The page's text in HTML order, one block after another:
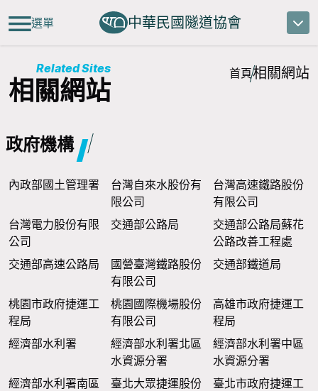
選單 中華民國隧道協會
首頁相關網站
Related Sites
相關網站
政府機構
內政部國土管理署
台灣自來水股份有
限公司
台灣高速鐵路股份
有限公司
台灣電力股份有限
公司
交通部公路局
交通部公路局蘇花
公路改善工程處
交通部高速公路局
國營臺灣鐵路股份
有限公司
交通部鐵道局
桃園市政府捷運工
程局
桃園國際機場股份
有限公司
高雄市政府捷運工
程局
經濟部水利署
經濟部水利署北區
水資源分署
經濟部水利署中區
水資源分署
經濟部水利署南區
臺北大眾捷運股份
臺北市政府捷運工